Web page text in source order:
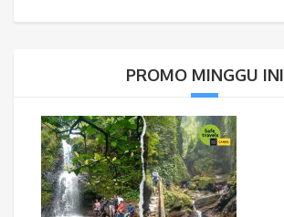
PROMO MINGGU INI